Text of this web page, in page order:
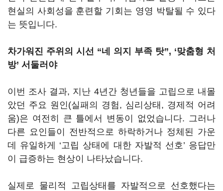
현실의 사회성을 훈련할 기회는 영영 박탈될 수 있다
는 뜻입니다.
차가워진 주위의 시선 “네 의지 부족 탓”, ‘맞춤형 처
방’ 서둘러야
이번 조사 결과, 지난 4년간 청년들을 고립으로 내몰
았던 주요 원인(실패의 경험, 심리상태, 경제적 어려
움)은 여전히 큰 틀에서 변동이 없었습니다. 그러나
다른 요인들이 전반적으로 하락하거나 정체된 가운
데 유일하게 ‘고립 상태에 대한 자발적 선호’ 응답만
이 급증하는 현상이 나타났습니다.
실제로 물리적 고립상태를 자발적으로 선호했다는